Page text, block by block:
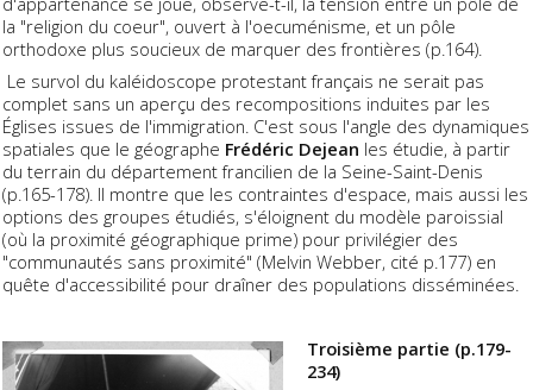
la "religion du coeur", ouvert à l'oecuménisme, et un pôle
orthodoxe plus soucieux de marquer des frontières (p.164).
Le survol du kaléidoscope protestant français ne serait pas
complet sans un aperçu des recompositions induites par les
Églises issues de l'immigration. C'est sous l'angle des dynamiques
spatiales que le géographe Frédéric Dejean les étudie, à partir
du terrain du département francilien de la Seine-Saint-Denis
(p.165-178). Il montre que les contraintes d'espace, mais aussi les
options des groupes étudiés, s'éloignent du modèle paroissial
(où la proximité géographique prime) pour privilégier des
"communautés sans proximité" (Melvin Webber, cité p.177) en
quête d'accessibilité pour draîner des populations disséminées.
Troisième partie (p.179-
234)